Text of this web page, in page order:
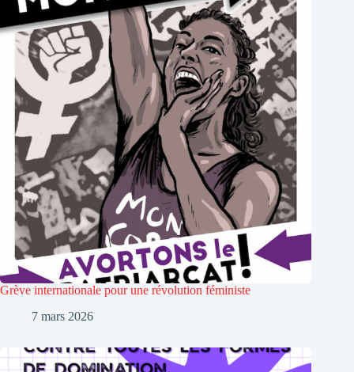
Grève internationale pour une révolution féministe
7 mars 2026